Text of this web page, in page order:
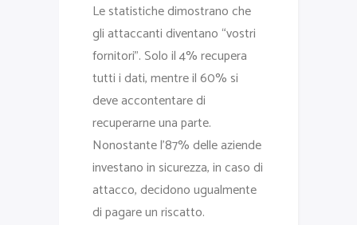
Le statistiche dimostrano che
gli attaccanti diventano “vostri
fornitori”. Solo il 4% recupera
tutti i dati, mentre il 60% si
deve accontentare di
recuperarne una parte.
Nonostante l’87% delle aziende
investano in sicurezza, in caso di
attacco, decidono ugualmente
di pagare un riscatto.